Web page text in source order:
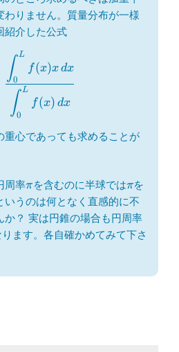
わりません。質量分布が一様
紹介した公式
∫0
L
f (x) dx
∫0
L
f (x)x dx
重心であっても求めることが
周率\pi
πを含むのに半球では\pi
πを
いうのは何となく直感的に不
か？ 実は円錐の場合も円周率
ます。各自確かめてみて下さ